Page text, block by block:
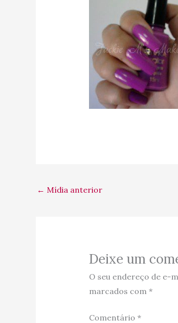
← Mídia anterior
Deixe um
O seu endereço de e-
marcados com *
Comentário *